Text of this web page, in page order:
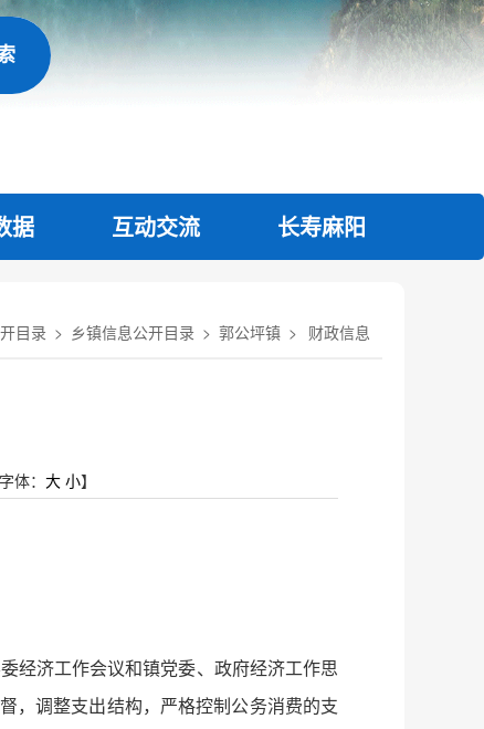
据 互动交流 长寿麻阳
目录 > 乡镇信息公开目录 > 郭公坪镇 > 财政信息
字体： 大 小】
经济工作会议和镇党委、政府经济工作思
，调整支出结构，严格控制公务消费的支